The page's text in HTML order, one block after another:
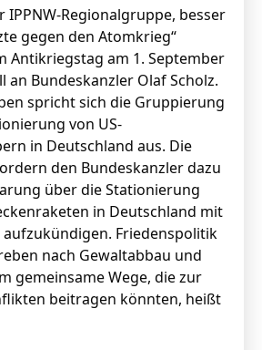
IPPNW-Regionalgruppe, besser
gegen den Atomkrieg“
Antikriegstag am 1. September
an Bundeskanzler Olaf Scholz.
spricht sich die Gruppierung
von US-
in Deutschland aus. Die
den Bundeskanzler dazu
über die Stationierung
in Deutschland mit
aufzukündigen. Friedenspolitik
nach Gewaltabbau und
gemeinsame Wege, die zur
beitragen könnten, heißt